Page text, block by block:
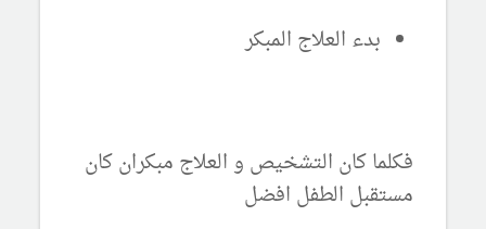
بدء العلاج المبكر
فكلما كان التشخيص و العلاج مبكران كان
مستقبل الطفل افضل